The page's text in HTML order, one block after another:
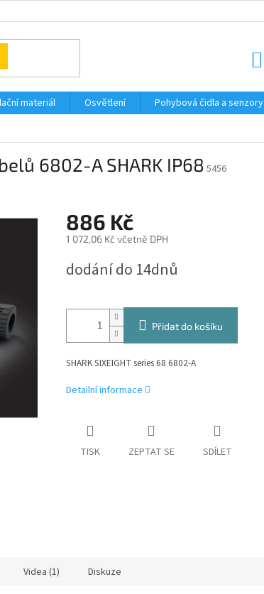
materiál Osvětlení Pohybová čidla a senzory
6802-A SHARK IP68 5456
886 Kč
1 072,06 Kč včetně DPH
cena:
dodání do 14dnů
Přidat do košíku
SHARK SIXEIGHT series 68 6802-A
Detailní informace
TISK ZEPTAT SE SDÍLET
Videa (1) Diskuze